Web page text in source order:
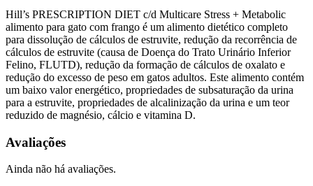
Metabolic
Gato
1.5kg
Hill’s PRESCRIPTION DIET c/d Multicare Stress + Metabolic
alimento para gato com frango é um alimento dietético completo
para dissolução de cálculos de estruvite, redução da recorrência de
cálculos de estruvite (causa de Doença do Trato Urinário Inferior
Felino, FLUTD), redução da formação de cálculos de oxalato e
redução do excesso de peso em gatos adultos. Este alimento contém
um baixo valor energético, propriedades de subsaturação da urina
para a estruvite, propriedades de alcalinização da urina e um teor
reduzido de magnésio, cálcio e vitamina D.
Avaliações
Ainda não há avaliações.